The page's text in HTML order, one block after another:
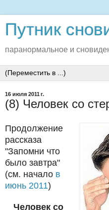
Путник
паранормальное и
16 июля 2011 г.
(8) Человек со
Продолжение
рассказа
"Запомни что
было завтра"
(см. начало в
июнь 2011)
Человек со